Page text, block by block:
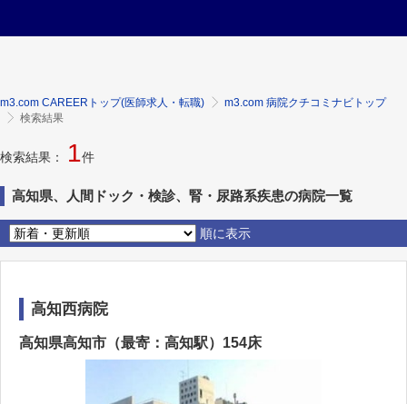
m3.com CAREERトップ(医師求人・転職)
m3.com 病院クチコミナビトップ
検索結果
検索結果： 1件
高知県、人間ドック・検診、腎・尿路系疾患の病院一覧
順に表示
高知西病院
高知県高知市（最寄：高知駅）154床